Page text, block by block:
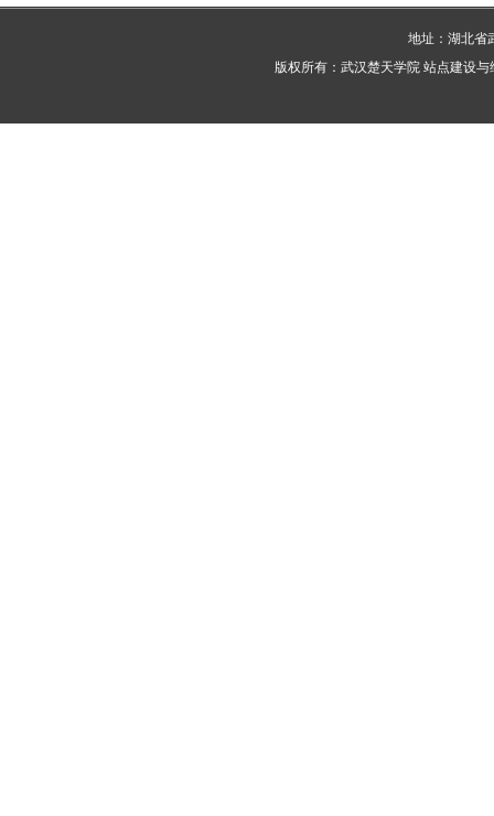
地址：湖北省
版权所有：武汉楚天学院 站点建设